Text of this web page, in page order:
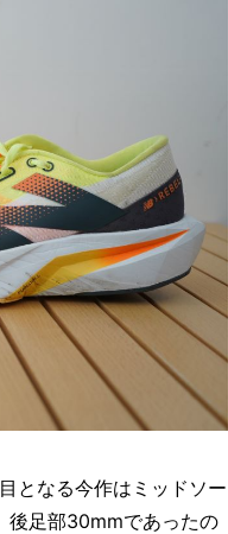
となる今作はミッドソー
後足部30mmであったの